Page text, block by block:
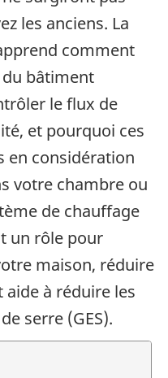
les anciens. La
comment
du bâtiment
le flux de
et pourquoi ces
en considération
votre chambre ou
de chauffage
un rôle pour
maison, réduire
à réduire les
serre (GES).